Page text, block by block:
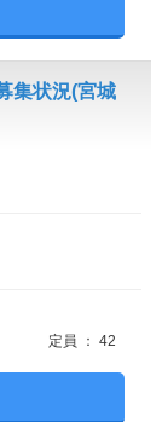
集状況(宮城
定員 ： 42